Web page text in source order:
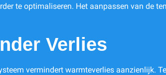
te optimaliseren. Het aanpassen van de
Verlies
vermindert warmteverlies aanzienlijk.